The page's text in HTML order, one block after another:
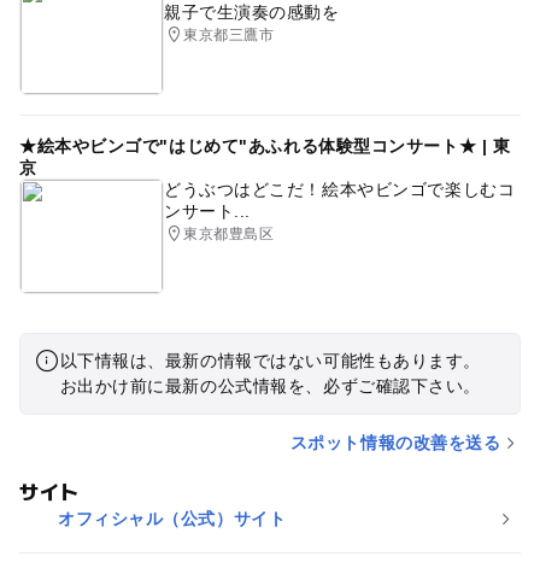
親子で生演奏の感動を
東京都三鷹市
★絵本やビンゴで"はじめて"あふれる体験型コンサート★ | 東
京
どうぶつはどこだ！絵本やビンゴで楽しむコ
ンサート...
東京都豊島区
以下情報は、最新の情報ではない可能性もあります。
お出かけ前に最新の公式情報を、必ずご確認下さい。
スポット情報の改善を送る
サイト
オフィシャル（公式）サイト